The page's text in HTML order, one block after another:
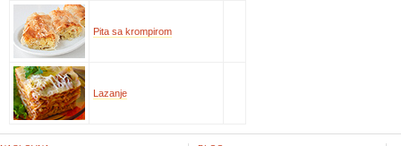
Pita sa krompirom
Lazanje